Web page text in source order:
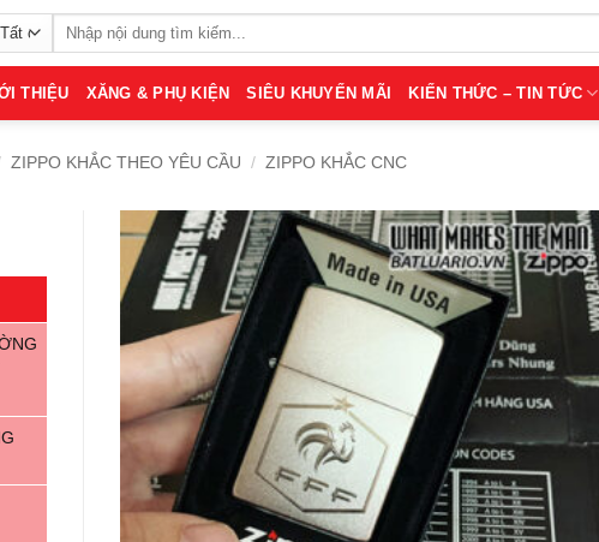
Tìm
kiếm:
THIỆU XĂNG & PHỤ KIỆN SIÊU KHUYẾN MÃI KIẾN THỨC – TIN TỨC
ZIPPO KHẮC THEO YÊU CẦU / ZIPPO KHẮC CNC